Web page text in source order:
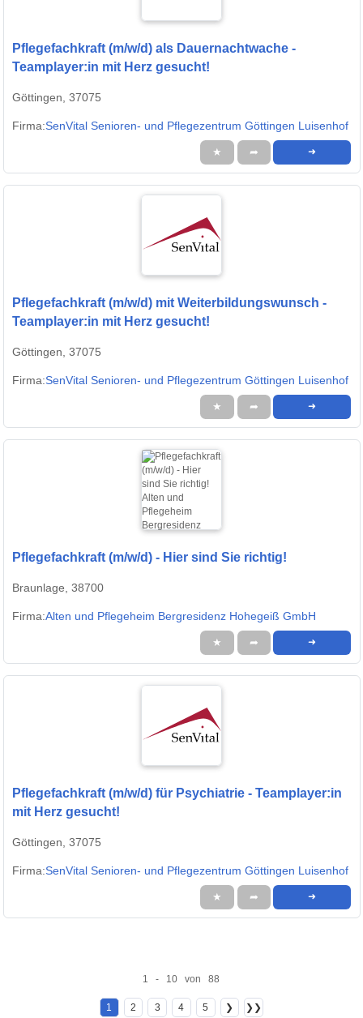
Pflegefachkraft (m/w/d) als Dauernachtwache -
Teamplayer:in mit Herz gesucht!
Göttingen, 37075
Firma:SenVital Senioren- und Pflegezentrum Göttingen Luisenhof
★ ➦ ➜
Pflegefachkraft (m/w/d) mit Weiterbildungswunsch -
Teamplayer:in mit Herz gesucht!
Göttingen, 37075
Firma:SenVital Senioren- und Pflegezentrum Göttingen Luisenhof
★ ➦ ➜
Pflegefachkraft (m/w/d) - Hier sind Sie richtig!
Braunlage, 38700
Firma:Alten und Pflegeheim Bergresidenz Hohegeiß GmbH
★ ➦ ➜
Pflegefachkraft (m/w/d) für Psychiatrie - Teamplayer:in
mit Herz gesucht!
Göttingen, 37075
Firma:SenVital Senioren- und Pflegezentrum Göttingen Luisenhof
★ ➦ ➜
1 - 10 von 88
1 2 3 4 5 ❯ ❯❯